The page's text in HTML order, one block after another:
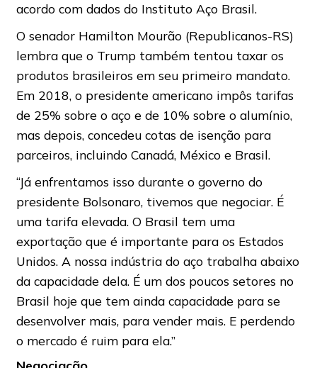
acordo com dados do Instituto Aço Brasil.
O senador Hamilton Mourão (Republicanos-RS)
lembra que o Trump também tentou taxar os
produtos brasileiros em seu primeiro mandato.
Em 2018, o presidente americano impôs tarifas
de 25% sobre o aço e de 10% sobre o alumínio,
mas depois, concedeu cotas de isenção para
parceiros, incluindo Canadá, México e Brasil.
“Já enfrentamos isso durante o governo do
presidente Bolsonaro, tivemos que negociar. É
uma tarifa elevada. O Brasil tem uma
exportação que é importante para os Estados
Unidos. A nossa indústria do aço trabalha abaixo
da capacidade dela. É um dos poucos setores no
Brasil hoje que tem ainda capacidade para se
desenvolver mais, para vender mais. E perdendo
o mercado é ruim para ela.”